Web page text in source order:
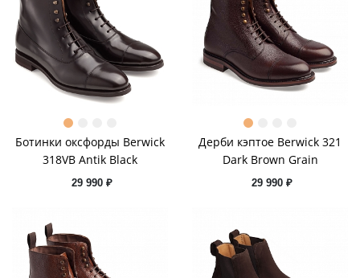
Ботинки оксфорды Berwick
318VB Antik Black
29 990 ₽
Дерби кэптое Berwick 321
Dark Brown Grain
29 990 ₽